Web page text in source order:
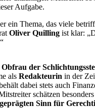
Aufgabe.
ein Thema, das viele
Oliver Quilling ist klar:
Obfrau der
als Redakteurin in der
dabei stets auch
schätzen
Sinn für